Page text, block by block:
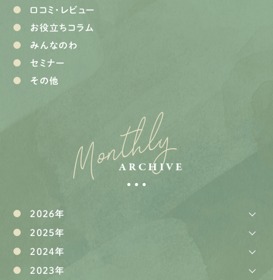
口コミ・レビュー
お役立ちコラム
みんなのわ
セミナー
その他
Monthly
ARCHIVE
2026年
2025年
2024年
2023年